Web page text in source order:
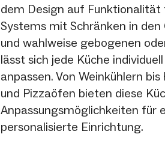
dem Design auf
Systems mit Schränken in den
und wahlweise gebogenen
lässt sich jede Küche
anpassen. Von Weinkühlern
und Pizzaöfen bieten diese
Anpassungsmöglichkeiten für
personalisierte Einrichtung.